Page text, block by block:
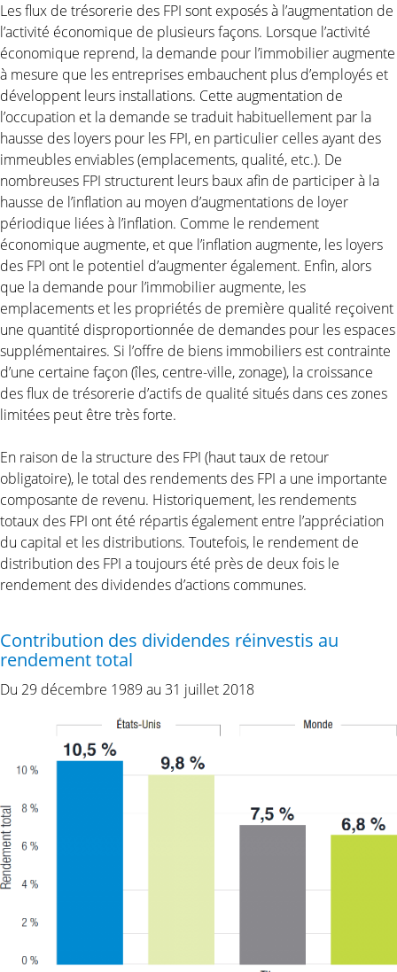
Les flux de trésorerie des FPI sont exposés à l’augmentation de
l’activité économique de plusieurs façons. Lorsque l’activité
économique reprend, la demande pour l’immobilier augmente
à mesure que les entreprises embauchent plus d’employés et
développent leurs installations. Cette augmentation de
l’occupation et la demande se traduit habituellement par la
hausse des loyers pour les FPI, en particulier celles ayant des
immeubles enviables (emplacements, qualité, etc.). De
nombreuses FPI structurent leurs baux afin de participer à la
hausse de l’inflation au moyen d’augmentations de loyer
périodique liées à l’inflation. Comme le rendement
économique augmente, et que l’inflation augmente, les loyers
des FPI ont le potentiel d’augmenter également. Enfin, alors
que la demande pour l’immobilier augmente, les
emplacements et les propriétés de première qualité reçoivent
une quantité disproportionnée de demandes pour les espaces
supplémentaires. Si l’offre de biens immobiliers est contrainte
d’une certaine façon (îles, centre-ville, zonage), la croissance
des flux de trésorerie d’actifs de qualité situés dans ces zones
limitées peut être très forte.
En raison de la structure des FPI (haut taux de retour
obligatoire), le total des rendements des FPI a une importante
composante de revenu. Historiquement, les rendements
totaux des FPI ont été répartis également entre l’appréciation
du capital et les distributions. Toutefois, le rendement de
distribution des FPI a toujours été près de deux fois le
rendement des dividendes d’actions communes.
Contribution des dividendes réinvestis au
rendement total
Du 29 décembre 1989 au 31 juillet 2018